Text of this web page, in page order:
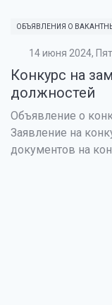
ОБЪЯВЛЕНИЯ О
14 июня 2024,
Конкурс на
должностей
Объявление о
Заявление на
документов на